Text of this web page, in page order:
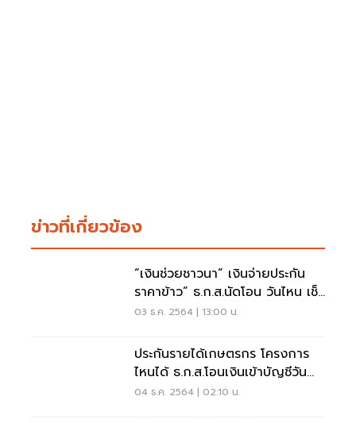
ข่าวที่เกี่ยวข้อง
“เงินช่วยชาวนา” เงินจ่ายประกัน
ราคาข้าว” ธ.ก.ส.นัดโอน วันไหน เช็
กด่วน
03 ธ.ค. 2564 | 13:00 น.
ประกันรายได้เกษตรกร โครงการ
ไหนได้ ธ.ก.ส.โอนเงินเข้าบัญชีวัน
ไหน เช็กเลย
04 ธ.ค. 2564 | 02:10 น.